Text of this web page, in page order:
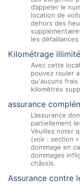
d’appeler le
location de
dehors des
les
Kilométrage illimité
Avec cette
pouvez rouler
qu'aucuns
kilomètres
assurance
L’assurance
partiellement
Veuillez noter
(voir : section «
dommage en
dommages
châssis.
Assurance contre